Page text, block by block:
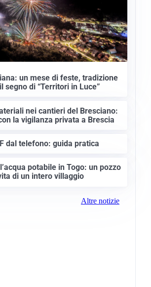
un mese di feste, tradizione
segno di “Territori in Luce”
nei cantieri del Bresciano:
la vigilanza privata a Brescia
dal telefono: guida pratica
potabile in Togo: un pozzo
di un intero villaggio
Altre notizie